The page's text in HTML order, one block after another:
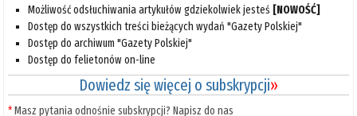
Możliwość odsłuchiwania artykułów gdziekolwiek jesteś [NOWOŚĆ]
Dostęp do wszystkich treści bieżących wydań "Gazety Polskiej"
Dostęp do archiwum "Gazety Polskiej"
Dostęp do felietonów on-line
Dowiedz się więcej o subskrypcji»
*Masz pytania odnośnie subskrypcji? Napisz do nas